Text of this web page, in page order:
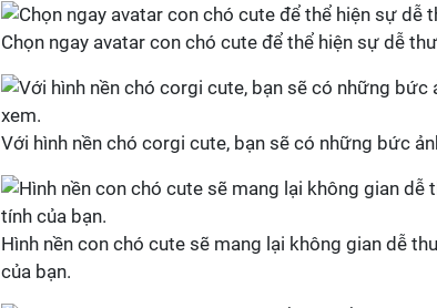
Chọn ngay avatar con chó cute để thể hiện sự dễ
Với hình nền chó corgi cute, bạn sẽ có những bức
Hình nền con chó cute sẽ mang lại không gian dễ
của bạn.